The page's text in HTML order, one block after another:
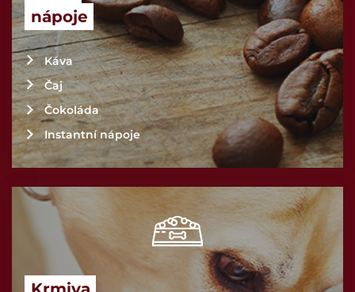
nápoje
Káva
Čaj
Čokoláda
Instantní nápoje